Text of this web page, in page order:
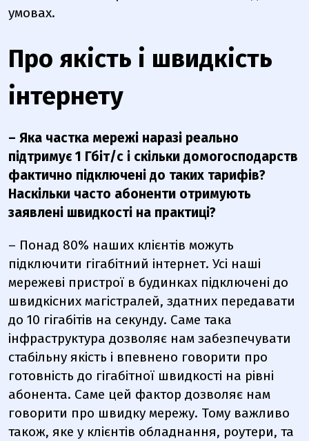
умовах.
Про якість і швидкість
інтернету
– Яка частка мережі наразі реально
підтримує 1 Гбіт/с і скільки домогосподарств
фактично підключені до таких тарифів?
Наскільки часто абоненти отримують
заявлені швидкості на практиці?
– Понад 80% наших клієнтів можуть
підключити гігабітний інтернет. Усі наші
мережеві пристрої в будинках підключені до
швидкісних магістралей, здатних передавати
до 10 гігабітів на секунду. Саме така
інфраструктура дозволяє нам забезпечувати
стабільну якість і впевнено говорити про
готовність до гігабітної швидкості на рівні
абонента. Саме цей фактор дозволяє нам
говорити про швидку мережу. Тому важливо
також, яке у клієнтів обладнання, роутери, та